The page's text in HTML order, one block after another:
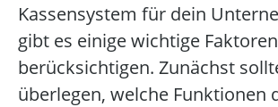
Kassensystem für dein
gibt es einige wichtige
berücksichtigen. Zunächst
überlegen, welche Funktionen